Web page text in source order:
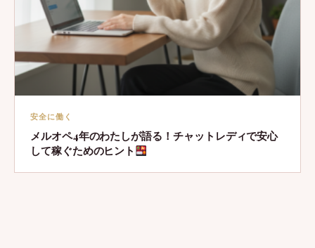
安全に働く
メルオペ4年のわたしが語る！チャットレディで安心
して稼ぐためのヒント